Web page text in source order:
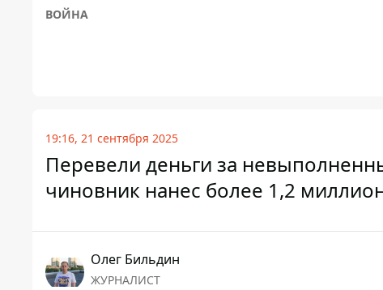
ВОЙНА
19:16, 21 сентября 2025
Перевели деньги за
чиновник нанес более 1,2
Олег Бильдин
ЖУРНАЛИСТ